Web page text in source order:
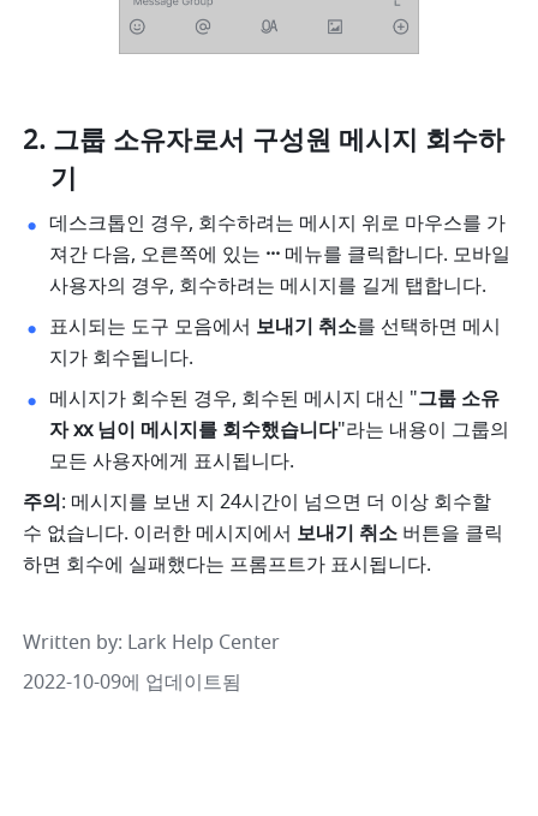
그룹 소유자로서 구성원 메시지 회수하
기
데스크톱인 경우, 회수하려는 메시지 위로 마우스를 가
져간 다음, 오른쪽에 있는 ··· 메뉴를 클릭합니다. 모바일
사용자의 경우, 회수하려는 메시지를 길게 탭합니다.
표시되는 도구 모음에서 보내기 취소를 선택하면 메시
지가 회수됩니다.
메시지가 회수된 경우, 회수된 메시지 대신 "그룹 소유
자 xx 님이 메시지를 회수했습니다"라는 내용이 그룹의
모든 사용자에게 표시됩니다.
주의: 메시지를 보낸 지 24시간이 넘으면 더 이상 회수할
수 없습니다. 이러한 메시지에서 보내기 취소 버튼을 클릭
하면 회수에 실패했다는 프롬프트가 표시됩니다.
Written by: Lark Help Center
2022-10-09에 업데이트됨